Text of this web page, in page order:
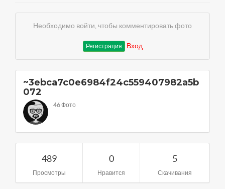
Необходимо войти, чтобы комментировать фото
Регистрация Вход
~3ebca7c0e6984f24c559407982a5b
072
46 Фото
489
Просмотры
0
Нравится
5
Скачивания